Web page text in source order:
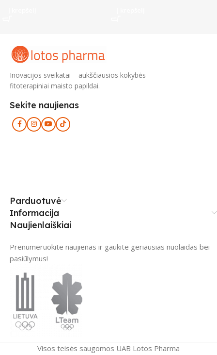
Inovacijos sveikatai – aukščiausios kokybės
fitoterapiniai maisto papildai.
Sekite naujienas
Parduotuvė
Informacija
Naujienlaiškiai
Prenumeruokite naujienas ir gaukite geriausias nuolaidas bei
pasiūlymus!
Visos teisės saugomos UAB Lotos Pharma